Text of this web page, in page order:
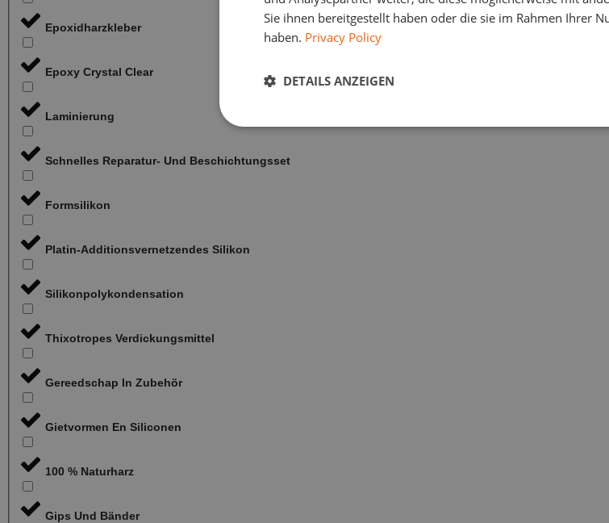
Epoxidharzkleber
Epoxy Crystal Clear
Laminierung
Schnelles Reparatur- Und Beschichtungsset
Formsilikon
Platin-Additionsvernetzendes Silikon
Silikonpolykondensation
Thixotropes Verdickungsmittel
Gereedschap In Zubehör
Gietvormen En Siliconen
100 % Naturharz
Gips Und Bänder
Sie ihnen bereitgestellt haben oder die sie im Rahmen Ihrer
haben. Privacy Policy
DETAILS ANZEIGEN